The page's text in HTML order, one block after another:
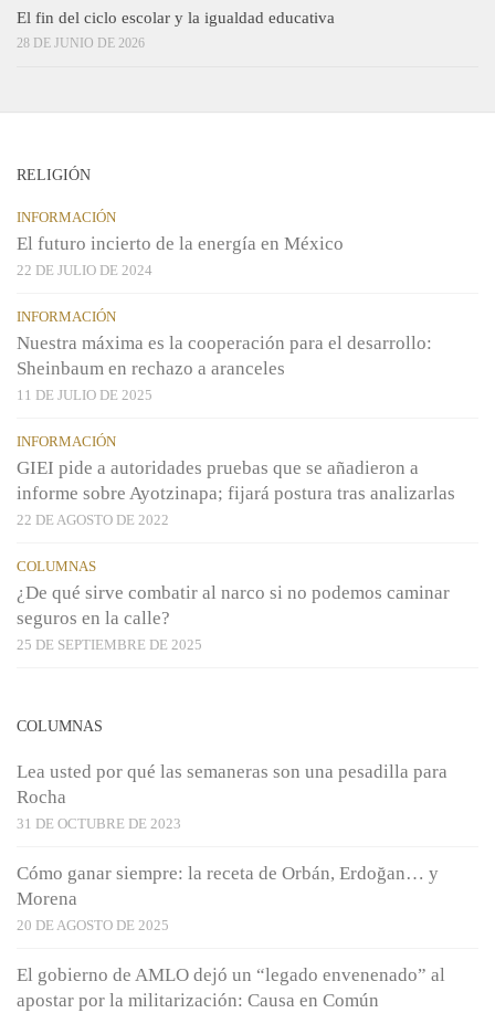
El fin del ciclo escolar y la igualdad educativa
28 DE JUNIO DE 2026
RELIGIÓN
INFORMACIÓN
El futuro incierto de la energía en México
22 DE JULIO DE 2024
INFORMACIÓN
Nuestra máxima es la cooperación para el desarrollo:
Sheinbaum en rechazo a aranceles
11 DE JULIO DE 2025
INFORMACIÓN
GIEI pide a autoridades pruebas que se añadieron a
informe sobre Ayotzinapa; fijará postura tras analizarlas
22 DE AGOSTO DE 2022
COLUMNAS
¿De qué sirve combatir al narco si no podemos caminar
seguros en la calle?
25 DE SEPTIEMBRE DE 2025
COLUMNAS
Lea usted por qué las semaneras son una pesadilla para
Rocha
31 DE OCTUBRE DE 2023
Cómo ganar siempre: la receta de Orbán, Erdoğan… y
Morena
20 DE AGOSTO DE 2025
El gobierno de AMLO dejó un “legado envenenado” al
apostar por la militarización: Causa en Común